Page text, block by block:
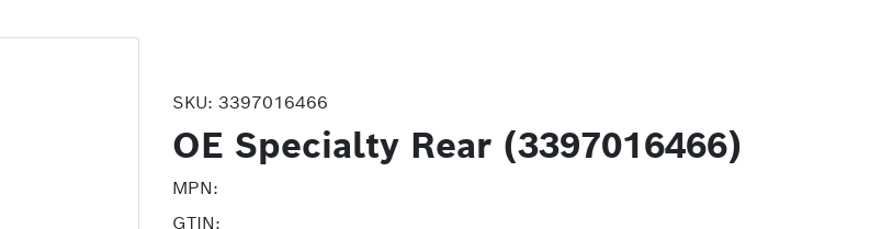
SKU: 3397016466
OE Specialty Rear (3397016466)
MPN:
GTIN: